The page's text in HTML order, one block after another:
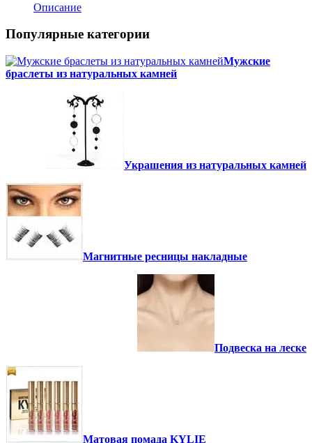
Описание
Популярные категории
Мужские
браслеты из натуральных камней
Украшения из натуральных камней
Магнитные ресницы накладные
Подвеска на леске
Матовая помада KYLIE